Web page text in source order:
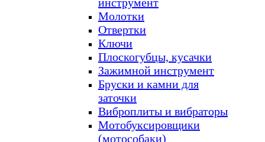
Молотки
Отвертки
Ключи
Плоскогубцы, кусачки
Зажимной инструмент
Бруски и камни для
заточки
Виброплиты и вибраторы
Мотобуксировщики
(мотособаки)